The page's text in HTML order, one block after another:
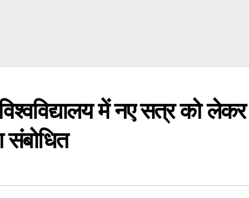
में नए सत्र को लेकर
संबोधित